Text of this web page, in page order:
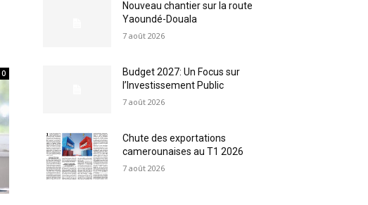
0
Nouveau chantier sur la route
Yaoundé-Douala
7 août 2026
Budget 2027: Un Focus sur
l’Investissement Public
7 août 2026
Chute des exportations
camerounaises au T1 2026
7 août 2026